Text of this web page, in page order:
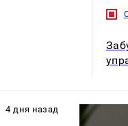
4 дня назад